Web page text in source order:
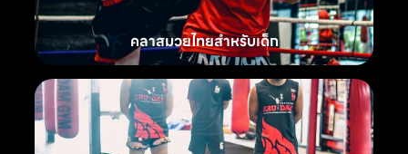
คลาสมวยไทยสำหรับเด็ก